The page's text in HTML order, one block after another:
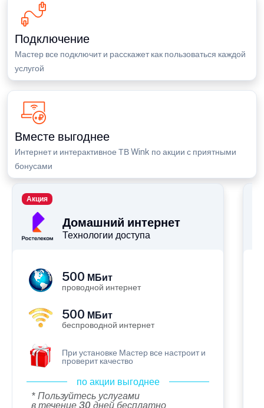
Подключение
Мастер все подключит и расскажет как пользоваться каждой
услугой
Вместе выгоднее
Интернет и интерактивное ТВ Wink по акции с приятными
бонусами
Домашний интернет
Технологии доступа
Акция
500 МБит
проводной интернет
500 МБит
беспроводной интернет
При установке Мастер все настроит и
проверит качество
по акции выгоднее
* Пользуйтесь услугами
в течение 30 дней бесплатно